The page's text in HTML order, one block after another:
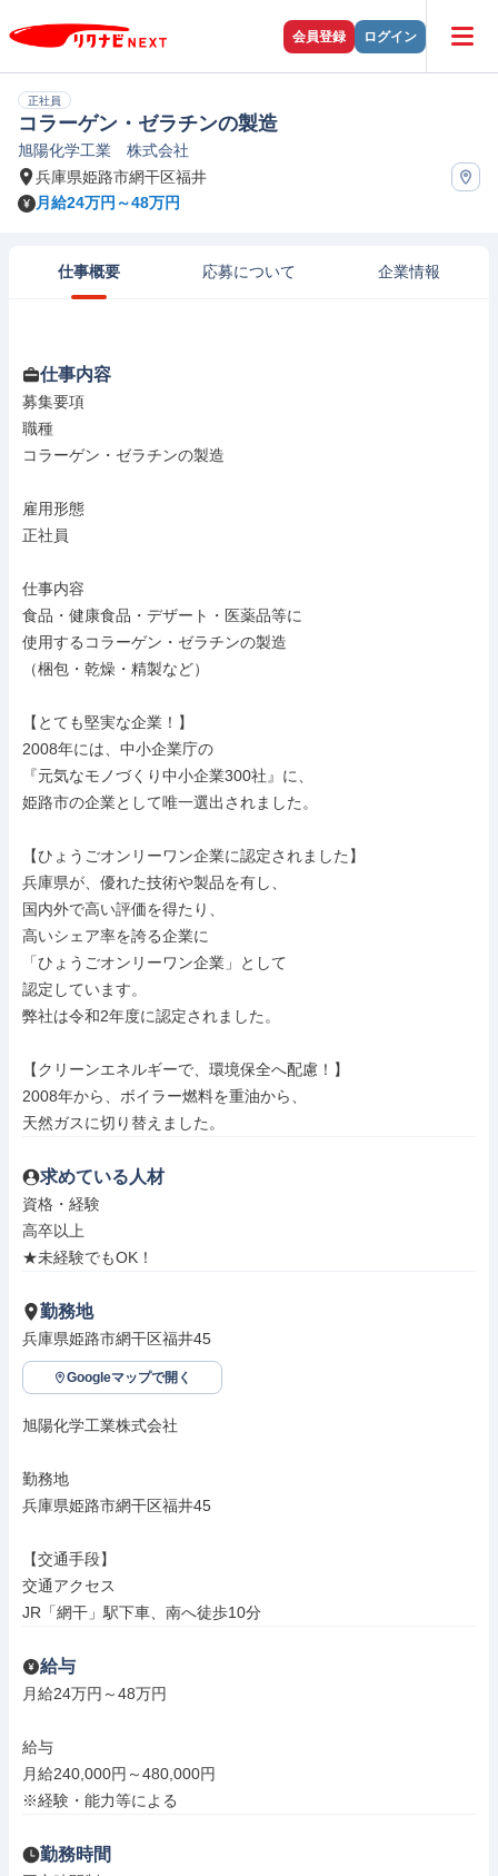
会員登録 ログイン
正社員
コラーゲン・ゼラチンの製造
旭陽化学工業 株式会社
兵庫県姫路市網干区福井
月給24万円～48万円
仕事概要 応募について 企業情報
仕事内容
募集要項
職種
コラーゲン・ゼラチンの製造
雇用形態
正社員
仕事内容
食品・健康食品・デザート・医薬品等に
使用するコラーゲン・ゼラチンの製造
（梱包・乾燥・精製など）
【とても堅実な企業！】
2008年には、中小企業庁の
『元気なモノづくり中小企業300社』に、
姫路市の企業として唯一選出されました。
【ひょうごオンリーワン企業に認定されました】
兵庫県が、優れた技術や製品を有し、
国内外で高い評価を得たり、
高いシェア率を誇る企業に
「ひょうごオンリーワン企業」として
認定しています。
弊社は令和2年度に認定されました。
【クリーンエネルギーで、環境保全へ配慮！】
2008年から、ボイラー燃料を重油から、
天然ガスに切り替えました。
求めている人材
資格・経験
高卒以上
★未経験でもOK！
勤務地
兵庫県姫路市網干区福井45
Googleマップで開く
旭陽化学工業株式会社
勤務地
兵庫県姫路市網干区福井45
【交通手段】
交通アクセス
JR「網干」駅下車、南へ徒歩10分
給与
月給24万円～48万円
給与
月給240,000円～480,000円
※経験・能力等による
勤務時間